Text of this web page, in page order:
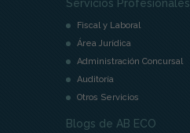
Servicios Profesionales
Fiscal y Laboral
Área Jurídica
Administración Concursal
Auditoría
Otros Servicios
Blogs de AB ECO